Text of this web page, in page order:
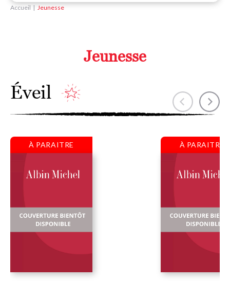
Accueil Jeunesse
Jeunesse
Éveil
À PARAITRE À PARAITRE